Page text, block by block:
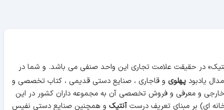
در حقیقت علامت تجاری این واحد صنفی می باشد. و شما در
یادبود پهلوی و قاجاری ، صنایع دستی قدیمی ، کتاب تخصصی و
خارجی و معرفی و فروش تخصصی آن به مجموعه داران کشور در این
ای) بر مبنای تعریف درست آنتیک و همچنین صنایع دستی نفیس